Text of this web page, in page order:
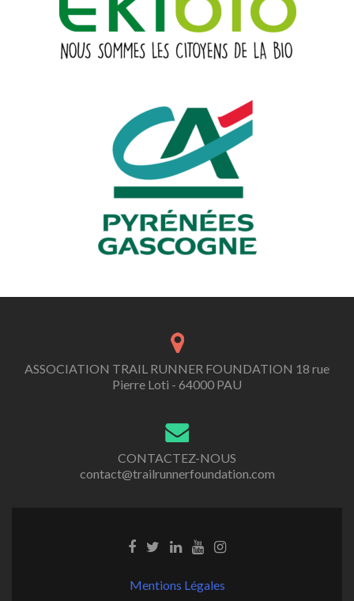
ASSOCIATION TRAIL RUNNER FOUNDATION 18 rue
Pierre Loti - 64000 PAU
CONTACTEZ-NOUS
contact@trailrunnerfoundation.com
Mentions Légales